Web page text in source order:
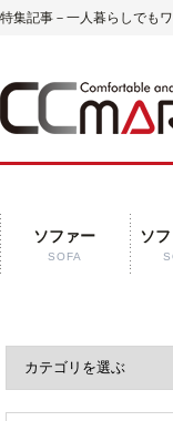
特集記事－一人暮らしでも
ソファー
SOFA
ソ